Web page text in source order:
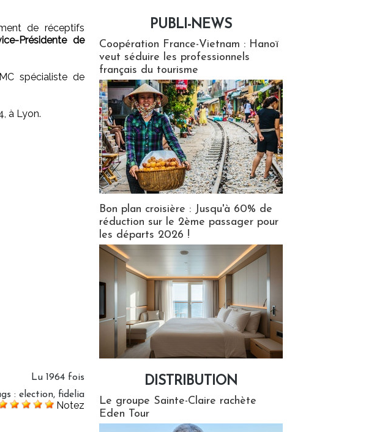
de réceptifs
Présidente de
spécialiste de
à Lyon.
Lu 1964 fois
: election, fidelia
Notez
PUBLI-NEWS
Coopération France-Vietnam : Hanoï
veut séduire les professionnels
français du tourisme
Bon plan croisière : Jusqu'à 60% de
réduction sur le 2ème passager pour
les départs 2026 !
DISTRIBUTION
Le groupe Sainte-Claire rachète
Eden Tour